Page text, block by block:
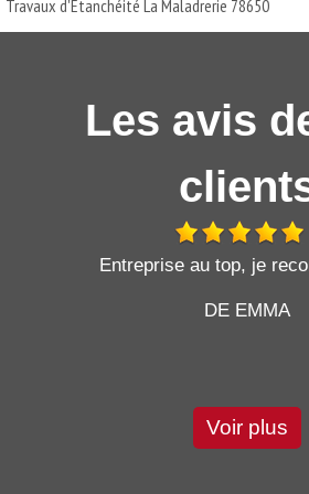
Travaux d'Etanchéité La Maladrerie 78650
Les avis
Entreprise au top, je
DE EMMA
Voir plus